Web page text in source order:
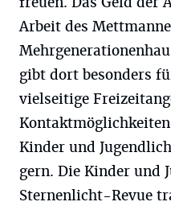
Arbeit des
gibt dort besonders
vielseitige
Kinder und
gern. Die Kinder und
Sternenlicht-Revue